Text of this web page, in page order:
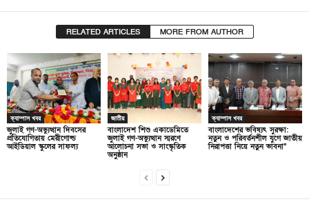
RELATED ARTICLES MORE FROM AUTHOR
ক্যাম্পাস খবর
জুলাই গণ-অভ্যুত্থান দিবসের
প্রতিযোগিতায় মেরীগোল্ড
আইডিয়াল স্কুলের সাফল্য
জাতীয়
বাংলাদেশ শিশু একাডেমিতে
জুলাই গণ-অভ্যুত্থান স্মরণে
আলোচনা সভা ও সাংস্কৃতিক
অনুষ্ঠান
ক্যাম্পাস খবর
বাংলাদেশের ভবিষ্যৎ সুরক্ষা:
নতুন ও পরিবর্তনশীল যুগে জাতীয়
নিরাপত্তা নিয়ে নতুন ভাবনা”